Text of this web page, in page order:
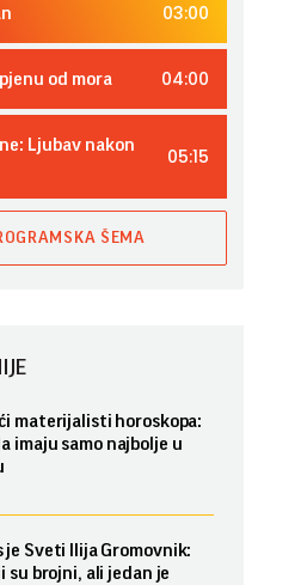
03:00
od mora 04:00
Ljubav nakon
05:15
ŠEMA
materijalisti horoskopa:
imaju samo najbolje u
je Sveti Ilija Gromovnik:
su brojni, ali jedan je